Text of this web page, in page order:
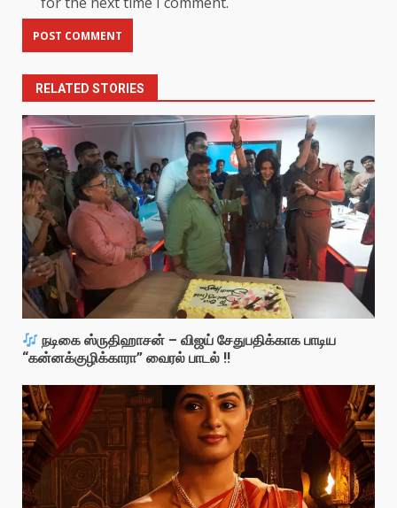
RELATED STORIES
நடிகை ஸ்ருதிஹாசன் – விஜய் சேதுபதிக்காக பாடிய
“கன்னக்குழிக்காரா” வைரல் பாடல் !!